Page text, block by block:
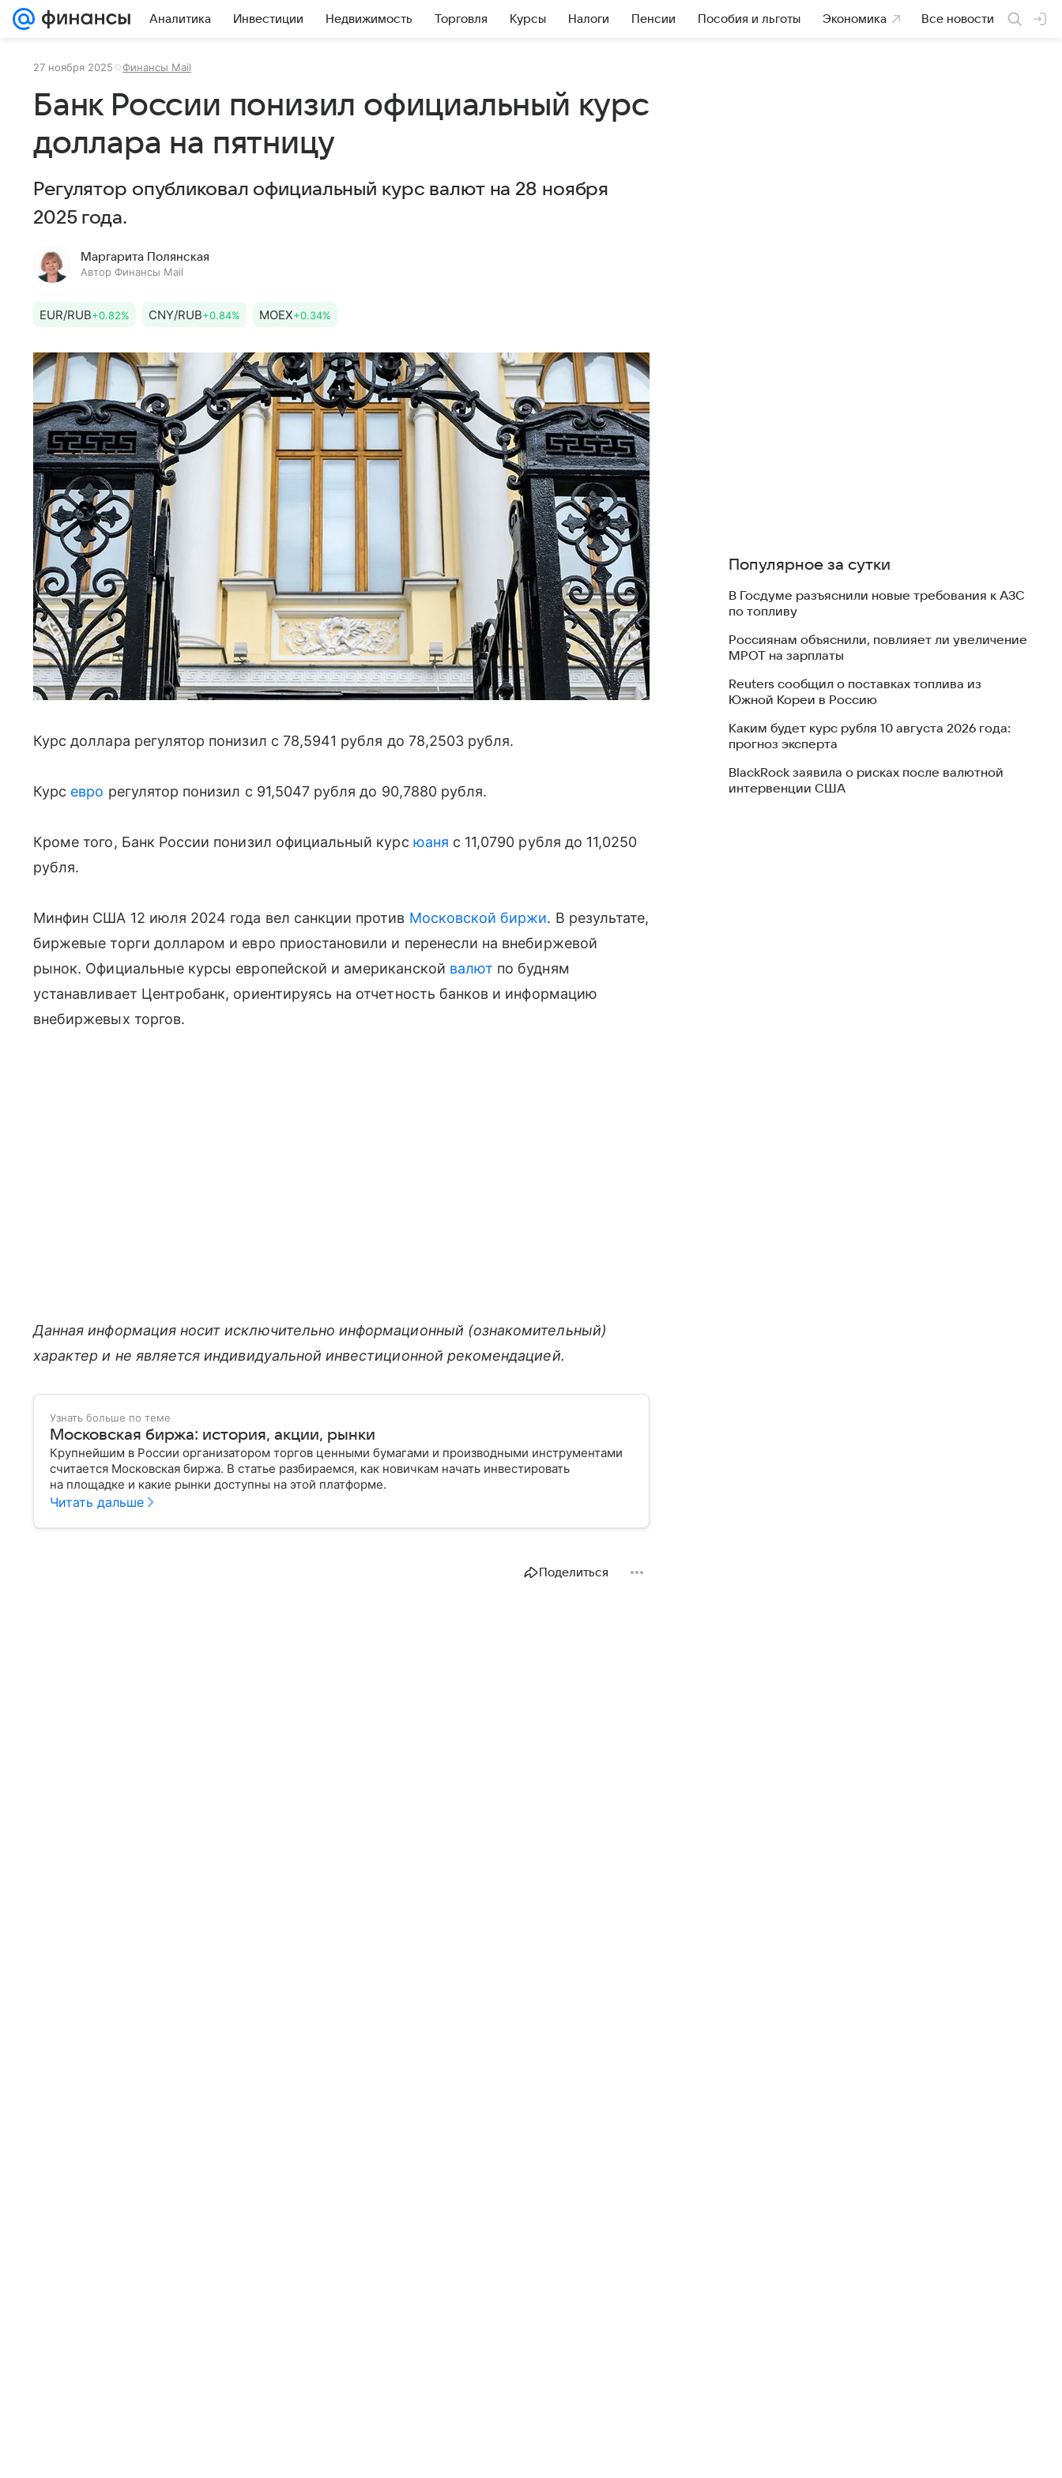
Аналитика Инвестиции Недвижимость Торговля Курсы Налоги Пенсии Пособия и льготы Экономика Все новости
27 ноября 2025 Финансы Mail
Банк России понизил официальный курс
доллара на пятницу
Регулятор опубликовал официальный курс валют на 28 ноября
2025 года.
Маргарита Полянская
Автор Финансы Mail
EUR/RUB+0.82% CNY/RUB+0.84% MOEX+0.34%
Курс доллара регулятор понизил с 78,5941 рубля до 78,2503 рубля.
Курс евро регулятор понизил с 91,5047 рубля до 90,7880 рубля.
Кроме того, Банк России понизил официальный курс юаня с 11,0790 рубля до 11,0250
рубля.
Минфин США 12 июля 2024 года вел санкции против Московской биржи. В результате,
биржевые торги долларом и евро приостановили и перенесли на внебиржевой
рынок. Официальные курсы европейской и американской валют по будням
устанавливает Центробанк, ориентируясь на отчетность банков и информацию
внебиржевых торгов.
Данная информация носит исключительно информационный (ознакомительный)
характер и не является индивидуальной инвестиционной рекомендацией.
Узнать больше по теме
Московская биржа: история, акции, рынки
Крупнейшим в России организатором торгов ценными бумагами и производными инструментами
считается Московская биржа. В статье разбираемся, как новичкам начать инвестировать
на площадке и какие рынки доступны на этой платформе.
Читать дальше
Поделиться
Популярное за сутки
В Госдуме разъяснили новые требования к АЗС
по топливу
Россиянам объяснили, повлияет ли увеличение
МРОТ на зарплаты
Reuters сообщил о поставках топлива из
Южной Кореи в Россию
Каким будет курс рубля 10 августа 2026 года:
прогноз эксперта
BlackRock заявила о рисках после валютной
интервенции США